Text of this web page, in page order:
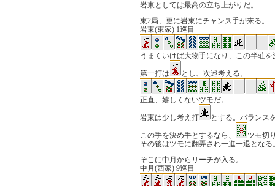
岩東としては最高の立ち上がりだ。
東2局、更に岩東にチャンス手が来る。
岩東(東家) 1巡目
うまくいけば大物手になり、この半荘
第一打は とし、次巡考える。
正直、嬉しくないツモだ。
岩東は少し考え打 とする。バランス
この手を決め手とするなら、
ツモ切
その後はツモに翻弄され一進一退となる
そこに中月からリーチが入る。
中月(西家) 9巡目